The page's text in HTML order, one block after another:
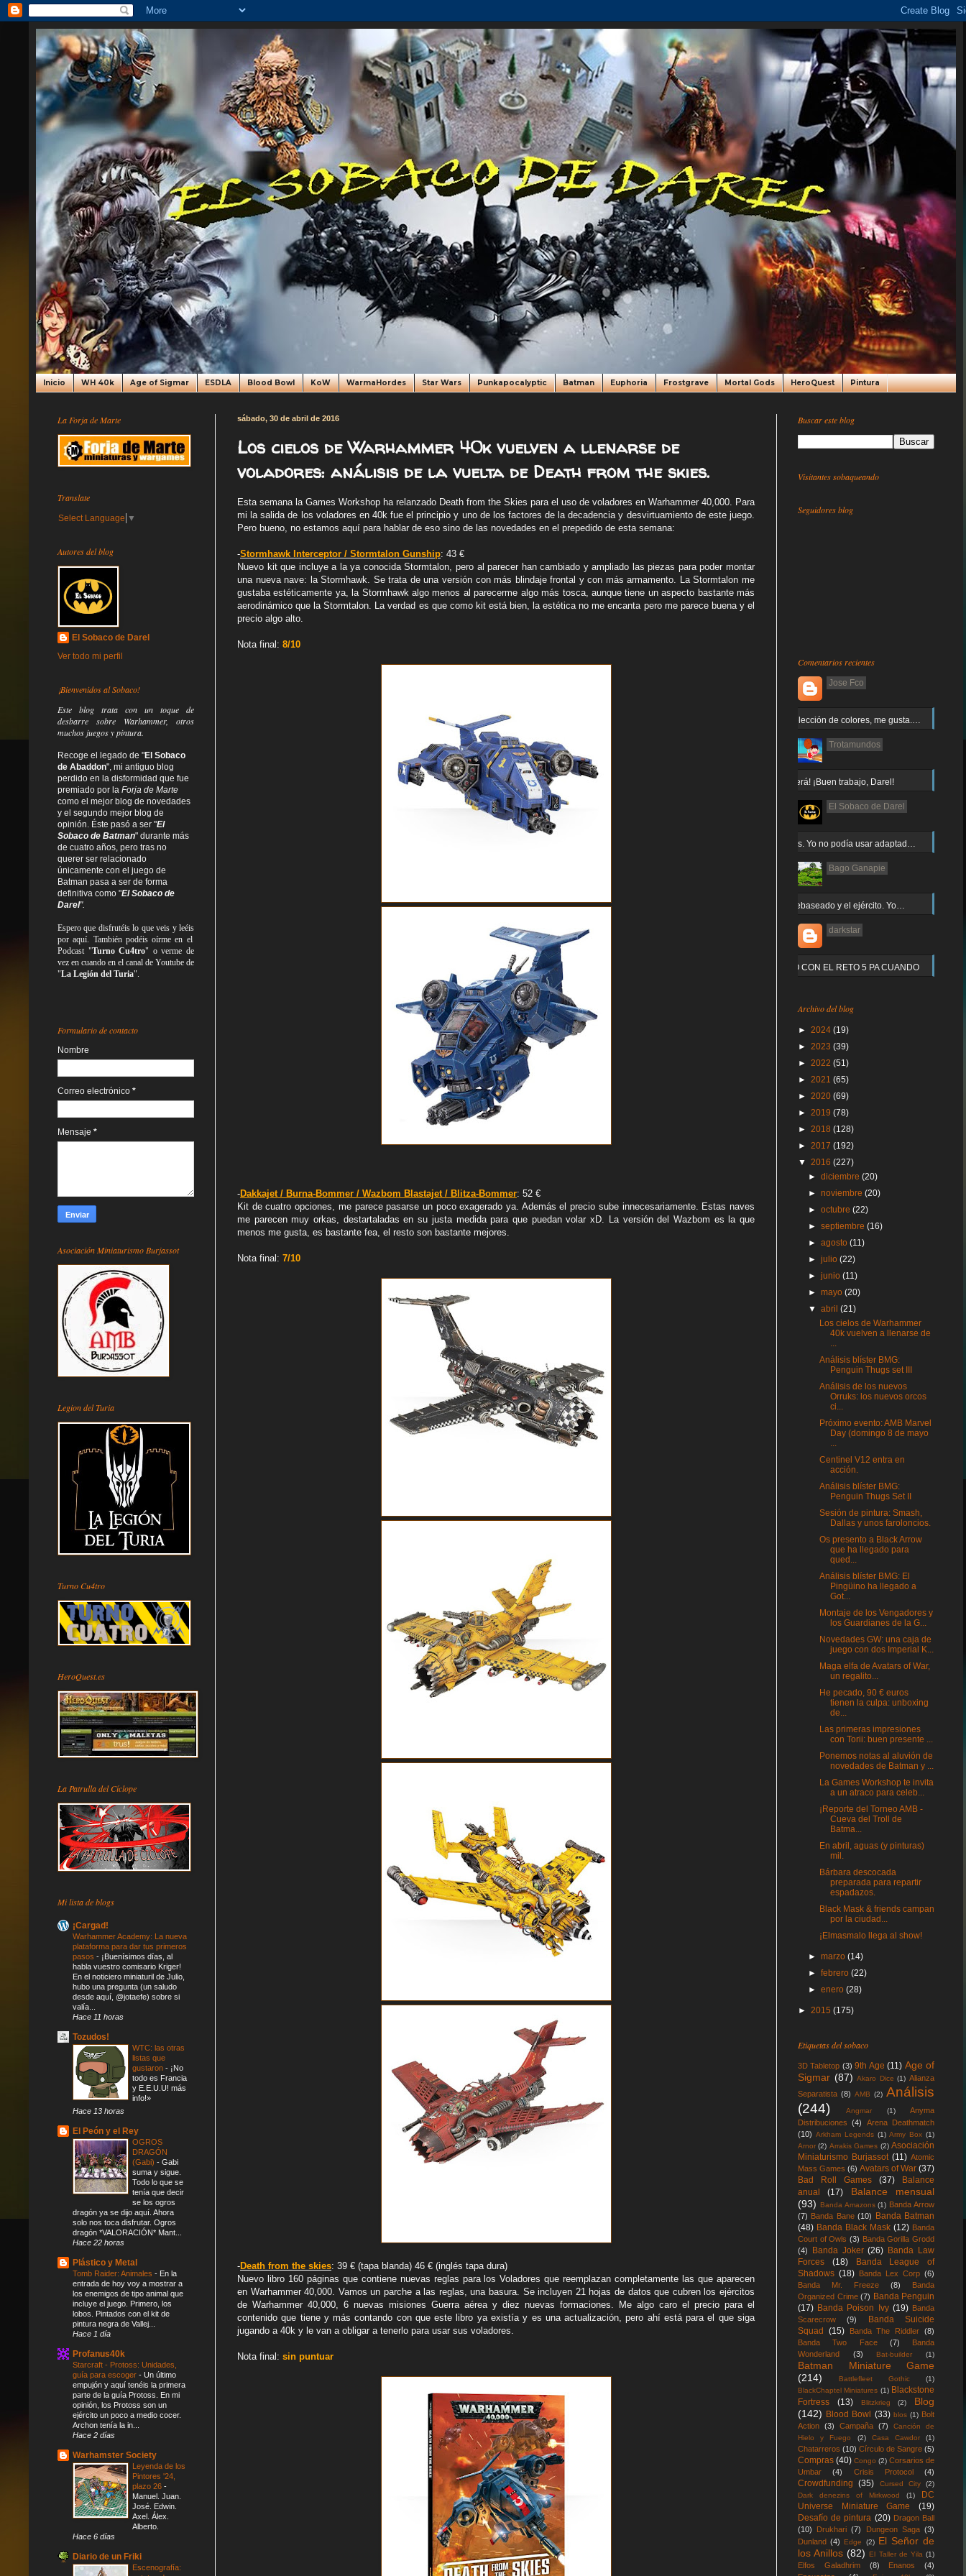
Inicio WH 40k Age of Sigmar ESDLA Blood Bowl KoW WarmaHordes Star Wars Punkapocalyptic Batman Euphoria Frostgrave Mortal Gods HeroQuest Pintura
sábado, 30 de abril de 2016
Los cielos de Warhammer 40k vuelven a llenarse de
voladores: análisis de la vuelta de Death from the skies.
Esta semana la Games Workshop ha relanzado Death from the Skies para el uso de voladores en Warhammer 40,000. Para
mi la salida de los voladores en 40k fue el principio y uno de los factores de la decadencia y desvirtuamiento de este juego.
Pero bueno, no estamos aquí para hablar de eso sino de las novedades en el prepedido de esta semana:
-Stormhawk Interceptor / Stormtalon Gunship: 43 €
Nuevo kit que incluye a la ya conocida Stormtalon, pero al parecer han cambiado y ampliado las piezas para poder montar
una nueva nave: la Stormhawk. Se trata de una versión con más blindaje frontal y con más armamento. La Stormtalon me
gustaba estéticamente ya, la Stormhawk algo menos al parecerme algo más tosca, aunque tiene un aspecto bastante más
aerodinámico que la Stormtalon. La verdad es que como kit está bien, la estética no me encanta pero me parece buena y el
precio algo alto.
Nota final: 8/10
-Dakkajet / Burna-Bommer / Wazbom Blastajet / Blitza-Bommer: 52 €
Kit de cuatro opciones, me parece pasarse un poco exagerado ya. Además el precio sube innecesariamente. Estas naves
me parecen muy orkas, destartaladas en su justa medida para que puedan volar xD. La versión del Wazbom es la que
menos me gusta, es bastante fea, el resto son bastante mejores.
Nota final: 7/10
-Death from the skies: 39 € (tapa blanda) 46 € (inglés tapa dura)
Nuevo libro 160 páginas que contiene nuevas reglas para los Voladores que reemplazan completamente las que aparecen
en Warhammer 40,000. Vamos un parche a las reglas, una basura. Se incluyen 21 hojas de datos que cubren los ejércitos
de Warhammer 40,000, 6 nuevas misiones Guerra aérea y diez nuevas formaciones. Me algo caro el precio para el
contenido que tiene y más contando con que este libro ya existía y es una actualización, pero ahí está para el que siga
jugando a 40k y le van a obligar a tenerlo para usar sus voladores.
Nota final: sin puntuar
La Forja de Marte
Translate
Select Language ▼
Autores del blog
El Sobaco de Darel
Ver todo mi perfil
¡Bienvenidos al Sobaco!
Este blog trata con un toque de
desbarre sobre Warhammer, otros
muchos juegos y pintura.
Recoge el legado de "El Sobaco
de Abaddon", mi antiguo blog
perdido en la disformidad que fue
premiado por la Forja de Marte
como el mejor blog de novedades
y el segundo mejor blog de
opinión. Éste pasó a ser "El
Sobaco de Batman" durante más
de cuatro años, pero tras no
querer ser relacionado
únicamente con el juego de
Batman pasa a ser de forma
definitiva como "El Sobaco de
Darel".
Espero que disfrutéis lo queveis yleéis
por aquí. También podéis oírme en el
Podcast "Turno Cu4tro" o verme de
vez en cuando en el canal de Youtube de
"La Legión del Turia".
Formulario de contacto
Nombre
Correo electrónico *
Mensaje *
Asociación Miniaturismo Burjassot
Legion del Turia
Turno Cu4tro
HeroQuest.es
La Patrulla del Cíclope
Mi lista de blogs
¡Cargad!
Warhammer Academy: La nueva
plataforma para dar tus primeros
pasos - ¡Buenísimos días, al
habla vuestro comisario Kriger!
En el noticiero miniaturil de Julio,
hubo una pregunta (un saludo
desde aquí, @jotaefe) sobre si
valía...
Hace 11 horas
Tozudos!
WTC: las otras
listas que
gustaron - ¡No
todo es Francia
y E.E.U.U! más
info!»
Hace 13 horas
El Peón y el Rey
OGROS
DRAGÓN
(Gabi) - Gabi
suma y sigue.
Todo lo que se
tenía que decir
se los ogros
dragón ya se dijo aquí. Ahora
solo nos toca disfrutar. Ogros
dragón *VALORACIÓN* Mant...
Hace 22 horas
Plástico y Metal
Tomb Raider: Animales - En la
entrada de hoy voy a mostrar a
los enemigos de tipo animal que
incluye el juego. Primero, los
lobos. Pintados con el kit de
pintura negra de Vallej...
Hace 1 día
Profanus40k
Starcraft - Protoss: Unidades,
guía para escoger - Un último
empujón y aquí tenéis la primera
parte de la guía Protoss. En mi
opinión, los Protoss son un
ejército un poco a medio cocer.
Archon tenía la in...
Hace 2 días
Warhamster Society
Leyenda de los
Pintores '24,
plazo 26 -
Manuel. Juan.
José. Edwin.
Axel. Álex.
Alberto.
Hace 6 días
Diario de un Friki
Escenografía:
Buscar este blog
Visitantes sobaqueando
Seguidores blog
Comentarios recientes
Jose Fco
Muy buena elección de colores, me gusta.…
Trotamundos
¡Arnor no caerá! ¡Buen trabajo, Darel!
El Sobaco de Darel
Jajaja gracias. Yo no podía usar adaptad…
Bago Ganapie
Increíble el rebaseado y el ejército. Yo…
darkstar
Y QUE PASO CON EL RETO 5 PA CUANDO
Archivo del blog
► 2024 (19)
► 2023 (39)
► 2022 (51)
► 2021 (65)
► 2020 (69)
► 2019 (78)
► 2018 (128)
► 2017 (192)
▼ 2016 (227)
►diciembre(20)
►noviembre(20)
►octubre(22)
►septiembre(16)
►agosto(11)
►julio(22)
►junio(11)
►mayo(20)
▼abril(21)
Los cielos de Warhammer
40k vuelven a llenarse de
...
Análisis blíster BMG:
Penguin Thugs set III
Análisis de los nuevos
Orruks: los nuevos orcos
ci...
Próximo evento: AMB Marvel
Day (domingo 8 de mayo
...
Centinel V12 entra en
acción.
Análisis blíster BMG:
Penguin Thugs Set II
Sesión de pintura: Smash,
Dallas y unos faroloncios.
Os presento a Black Arrow
que ha llegado para
qued...
Análisis blíster BMG: El
Pingüino ha llegado a
Got...
Montaje de los Vengadores y
los Guardianes de la G...
Novedades GW: una caja de
juego con dos Imperial K...
Maga elfa de Avatars of War,
un regalito...
He pecado, 90 € euros
tienen la culpa: unboxing
de...
Las primeras impresiones
con Torii: buen presente ...
Ponemos notas al aluvión de
novedades de Batman y ...
La Games Workshop te invita
a un atraco para celeb...
¡Reporte del Torneo AMB -
Cueva del Troll de
Batma...
En abril, aguas (y pinturas)
mil.
Bárbara descocada
preparada para repartir
espadazos.
Black Mask & friends campan
por la ciudad...
¡Elmasmalo llega al show!
►marzo(14)
►febrero(22)
►enero(28)
► 2015 (175)
Etiquetas del sobaco
3D Tabletop (3) 9th Age (11) Age of
Sigmar (87) Akaro Dice (1) Alianza
Separatista (8) AMB (2) Análisis
(244)
Angmar (1)
Anyma
Distribuciones
(4)
Arena Deathmatch
(10) Arkham Legends (1) Army Box (1)
Arnor (2) Arrakis Games (2) Asociación
Miniaturismo Burjassot (11) Atomic
Mass Games (6) Avatars of War (37)
Bad Roll Games
(37)
Balance
anual
(17)
Balance mensual
(93)
Banda Amazons (1) Banda Arrow
(7) Banda Bane (10)
Banda Batman
(48) Banda Black Mask (12) Banda
Court of Owls (3) Banda Gorilla Grodd
(4)
Banda Joker (26) Banda Law
Forces
(18)
Banda League of
Shadows (18) Banda Lex Corp (6)
Banda Mr. Freeze
(8)
Banda
Organized Crime (7) Banda Penguin
(17) Banda Poison Ivy (19) Banda
Scarecrow
(9)
Banda Suicide
Squad
(15) Banda The Riddler (8)
Banda Two Face
(7)
Banda
Wonderland
(3) Bat-builder (1)
Batman Miniature Game
(214)
Battlefleet Gothic
(1)
BlackChaptel Miniatures (1) Blackstone
Fortress
(13) Blitzkrieg (2)
Blog
(142) Blood Bowl (33) blos (1) Bolt
Action (3) Campaña (7)
Canción de
Hielo y Fuego
(2) Casa Cawdor (1)
Chatarreros (10) Círculo de Sangre (5)
Compras (40) Congo (2) Corsarios de
Umbar
(4) Crisis Protocol (4)
Crowdfunding (35) Cursed City
(2)
Dark denezins of Mirkwood
(1)
DC
Universe Miniature Game
(19)
Desafío de pintura (20) Dragon Ball
(10)
Drukhari (7) Dungeon Saga (3)
Dunland (4) Edge (2) El Señor de
los Anillos (82) El Taller de Yila (1)
Elfos Galadhrim (8) Enanos
(4)